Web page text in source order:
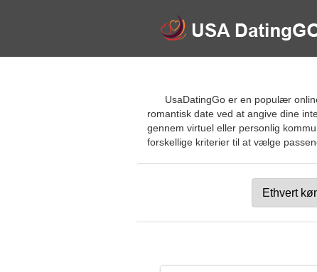
UsaDatingGo er en populær
romantisk date ved at angive dine
gennem virtuel eller personlig
forskellige kriterier til at vælge